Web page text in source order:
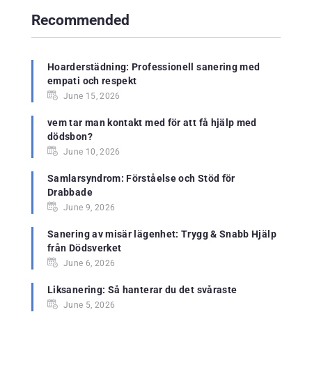
Recommended
Hoarderstädning: Professionell sanering med
empati och respekt
June 15, 2026
vem tar man kontakt med för att få hjälp med
dödsbon?
June 10, 2026
Samlarsyndrom: Förståelse och Stöd för
Drabbade
June 9, 2026
Sanering av misär lägenhet: Trygg & Snabb Hjälp
från Dödsverket
June 6, 2026
Liksanering: Så hanterar du det svåraste
June 5, 2026